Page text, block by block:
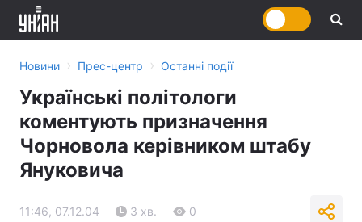
Новини › Прес-центр › Останні події
Українські політологи
коментують призначення
Чорновола керівником штабу
Януковича
11:46, 07.12.04 3 хв. 0